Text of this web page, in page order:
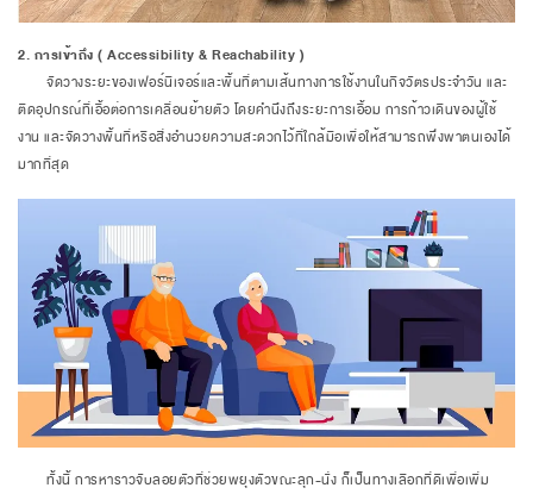
2. การเข้าถึง ( Accessibility & Reachability )
จัดวางระยะของเฟอร์นิเจอร์และพื้นที่ตามเส้นทางการใช้งานในกิจวัตรประจำวัน และ
ติดอุปกรณ์ที่เอื้อต่อการเคลื่อนย้ายตัว โดยคำนึงถึงระยะการเอื้อม การก้าวเดินของผู้ใช้
งาน และจัดวางพื้นที่หรือสิ่งอำนวยความสะดวกไว้ที่ใกล้มือเพื่อให้สามารถพึ่งพาตนเองได้
มากที่สุด
ทั้งนี้ การหาราวจับลอยตัวที่ช่วยพยุงตัวขณะลุก-นั่ง ก็เป็นทางเลือกที่ดีเพื่อเพิ่ม